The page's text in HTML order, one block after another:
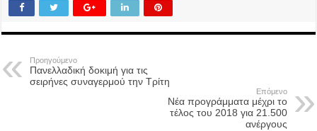
Προηγούμενο
Πανελλαδική δοκιμή για τις
σειρήνες συναγερμού την Τρίτη
Επόμενο
Νέα προγράμματα μέχρι το
τέλος του 2018 για 21.500
ανέργους